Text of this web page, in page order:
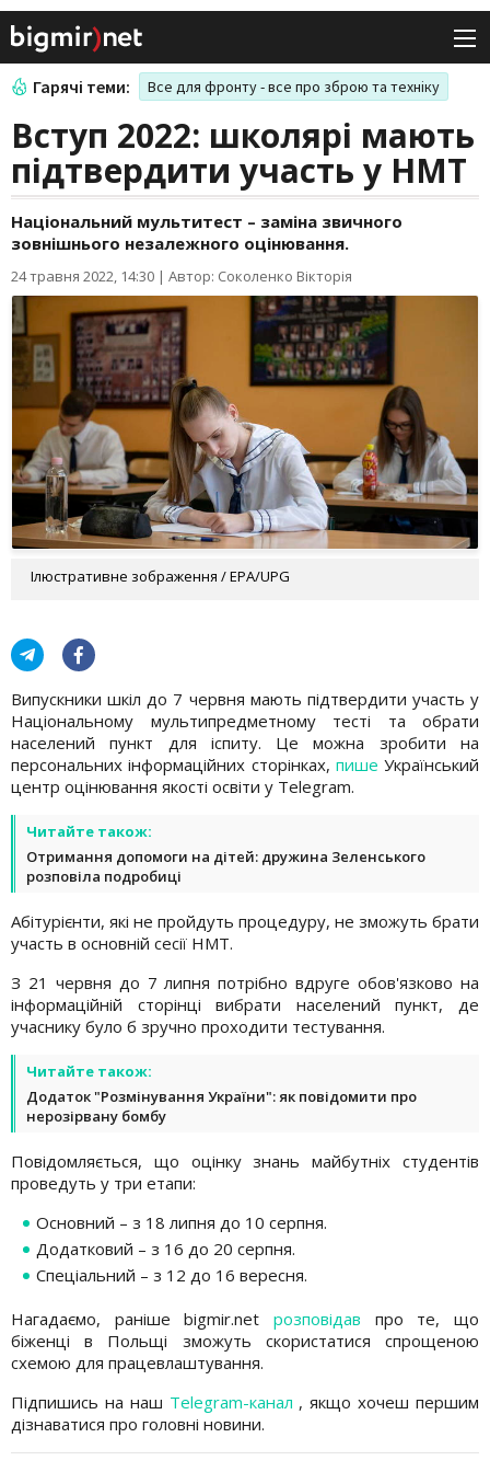
Гарячі теми: Все для фронту - все про зброю та техніку
Вступ 2022: школярі мають
підтвердити участь у НМТ
Національний мультитест – заміна звичного
зовнішнього незалежного оцінювання.
24 травня 2022, 14:30 | Автор: Соколенко Вікторія
Ілюстративне зображення / EPA/UPG
Випускники шкіл до 7 червня мають підтвердити участь у
Національному мультипредметному тесті та обрати
населений пункт для іспиту. Це можна зробити на
персональних інформаційних сторінках, пише Український
центр оцінювання якості освіти у Telegram.
Читайте також:
Отримання допомоги на дітей: дружина Зеленського
розповіла подробиці
Абітурієнти, які не пройдуть процедуру, не зможуть брати
участь в основній сесії НМТ.
З 21 червня до 7 липня потрібно вдруге обов'язково на
інформаційній сторінці вибрати населений пункт, де
учаснику було б зручно проходити тестування.
Читайте також:
Додаток "Розмінування України": як повідомити про
нерозірвану бомбу
Повідомляється, що оцінку знань майбутніх студентів
проведуть у три етапи:
Основний – з 18 липня до 10 серпня.
Додатковий – з 16 до 20 серпня.
Спеціальний – з 12 до 16 вересня.
Нагадаємо, раніше bigmir.net розповідав про те, що
біженці в Польщі зможуть скористатися спрощеною
схемою для працевлаштування.
Підпишись на наш Telegram-канал , якщо хочеш першим
дізнаватися про головні новини.